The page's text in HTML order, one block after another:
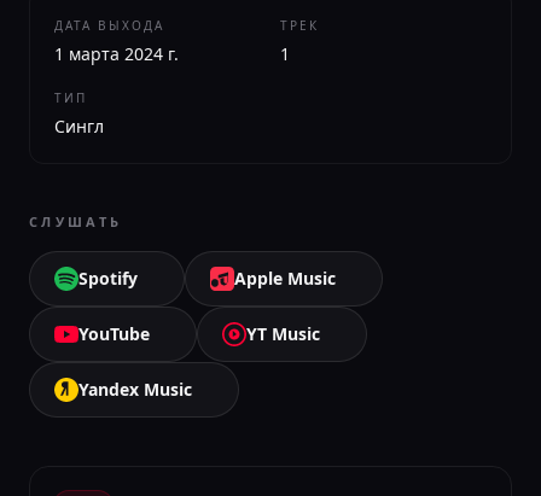
ДАТА ВЫХОДА
1 марта 2024 г.
ТРЕК
1
ТИП
Сингл
СЛУШАТЬ
Spotify Apple Music
YouTube YT Music
Yandex Music